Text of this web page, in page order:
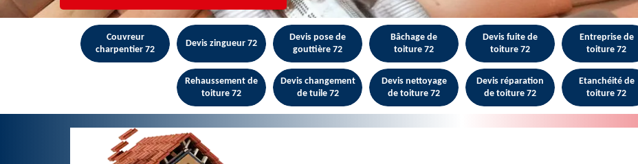
Couvreur
charpentier 72
Devis zingueur 72
Devis pose de
gouttière 72
Bâchage de
toiture 72
Devis fuite de
toiture 72
Entreprise de
toiture 72
Rehaussement de
toiture 72
Devis changement
de tuile 72
Devis nettoyage
de toiture 72
Devis réparation
de toiture 72
Etanchéité de
toiture 72